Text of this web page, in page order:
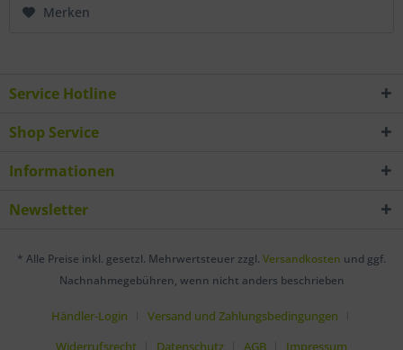
Merken
Service Hotline
Shop Service
Informationen
Newsletter
* Alle Preise inkl. gesetzl. Mehrwertsteuer zzgl. Versandkosten und ggf.
Nachnahmegebühren, wenn nicht anders beschrieben
Händler-Login
Versand und Zahlungsbedingungen
Widerrufsrecht
Datenschutz AGB Impressum